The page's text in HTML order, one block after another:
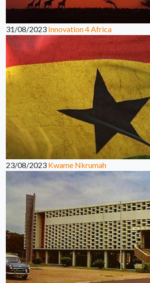
31/08/2023 Innovation 4 Africa
23/08/2023 Kwame Nkrumah